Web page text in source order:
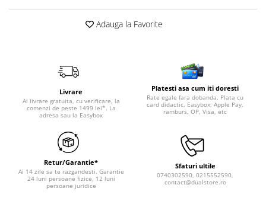
Adauga la Favorite
Livrare
Ai livrare gratuita, cu verificare, la
comenzi de peste 1499 lei*. La
adresa sau la Easybox
Platesti asa cum iti doresti
Rate egale fara dobanda, Plata cu
card didactic, Easybox, Apple Pay,
ramburs, OP, Visa, etc
Retur/Garantie*
Ai 14 zile sa te razgandesti. Garantie
24 luni persoane fizice, 12 luni
persoane juridice
Sfaturi ultile
0740302590, 0215552590,
contact@dualstore.ro